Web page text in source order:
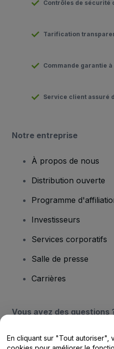
Contrôles de sécurité
Tarification
Commande garantie à
Service client assuré
Notre entreprise
À propos de nous
Distribution ouverte
Programme
Investisseurs
Services corporatifs
Salle de presse
Carrières
Vous avez des questions
Centre d'assistance /
En cliquant sur "Tout autoriser",